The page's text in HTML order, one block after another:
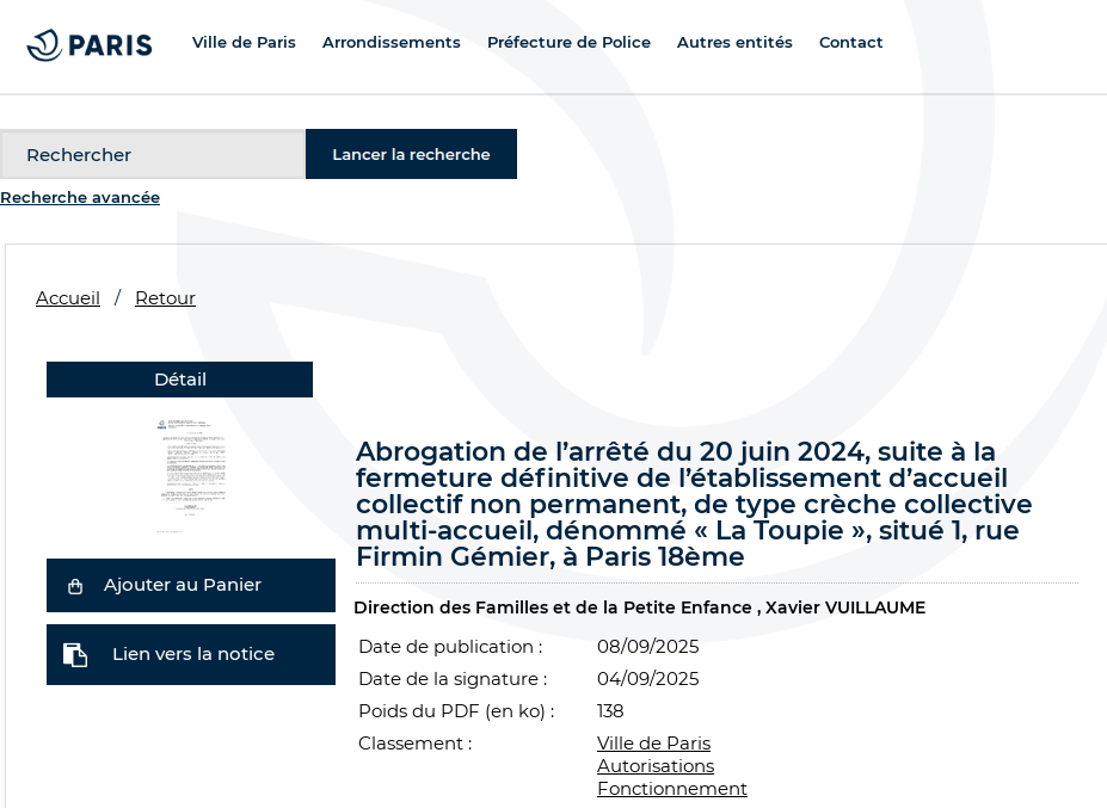
Ville de Paris Arrondissements Préfecture de Police Autres entités Contact
Recherche avancée
Accueil Retour
Détail
Ajouter au Panier
Lien vers la notice
Abrogation de l’arrêté du 20 juin 2024, suite à la
fermeture définitive de l’établissement d’accueil
collectif non permanent, de type crèche collective
multi-accueil, dénommé « La Toupie », situé 1, rue
Firmin Gémier, à Paris 18ème
Direction des Familles et de la Petite Enfance Xavier VUILLAUME
Date de publication :
08/09/2025
Date de la signature :
04/09/2025
Poids du PDF (en ko) :
138
Classement :
Ville de Paris
Autorisations
Fonctionnement